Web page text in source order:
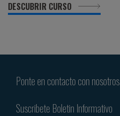
DESCUBRIR CURSO
Ponte en contacto con nosotros
Suscribete Boletin Informativo